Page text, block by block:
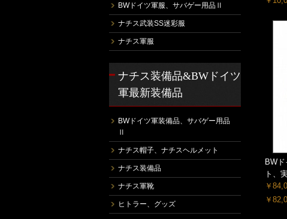
BW
ト、
￥
￥
BWドイツ軍服、サバゲー用品Ⅱ
ナチス武装SS迷彩服
ナチス軍服
ナチス装備品&BWドイツ
軍最新装備品
BWドイツ軍装備品、サバゲー用品
Ⅱ
ナチス帽子、ナチスヘルメット
ナチス装備品
ナチス軍靴
ヒトラー、グッズ